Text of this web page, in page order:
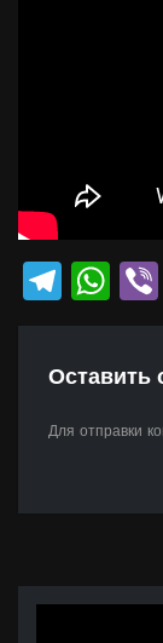
Оставить
Для отправки